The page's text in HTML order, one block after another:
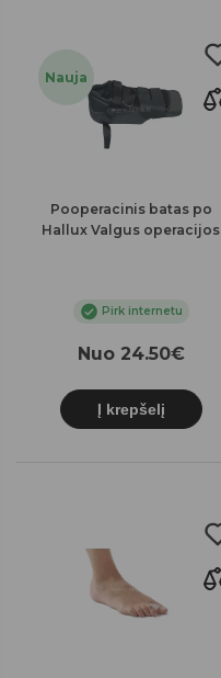
Nauja
Pooperacinis batas po
Hallux Valgus operacijos
Pirk internetu
Nuo 24.50€
Į krepšelį